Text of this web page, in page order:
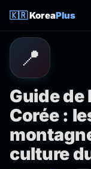
🇰🇷KoreaPlus
📍
Guide de
Corée :
culture